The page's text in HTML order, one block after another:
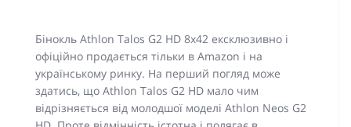
Бінокль Athlon Talos G2 HD 8x42 ексклюзивно і
офіційно продається тільки в Amazon і на
українському ринку. На перший погляд може
здатись, що Athlon Talos G2 HD мало чим
відрізняється від молодшої моделі Athlon Neos G2